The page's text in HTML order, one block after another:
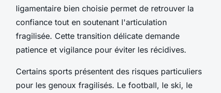
ligamentaire bien choisie permet de retrouver la
confiance tout en soutenant l'articulation
fragilisée. Cette transition délicate demande
patience et vigilance pour éviter les récidives.
Certains sports présentent des risques particuliers
pour les genoux fragilisés. Le football, le ski, le